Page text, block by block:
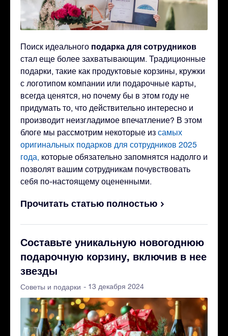
Поиск идеального подарка для сотрудников
стал еще более захватывающим. Традиционные
подарки, такие как продуктовые корзины, кружки
с логотипом компании или подарочные карты,
всегда ценятся, но почему бы в этом году не
придумать то, что действительно интересно и
производит неизгладимое впечатление? В этом
блоге мы рассмотрим некоторые из самых
оригинальных подарков для сотрудников 2025
года, которые обязательно запомнятся надолго и
позволят вашим сотрудникам почувствовать
себя по-настоящему оцененными.
Прочитать статью полностью
Составьте уникальную новогоднюю
подарочную корзину, включив в нее
звезды
Советы и подарки - 13 декабря 2024